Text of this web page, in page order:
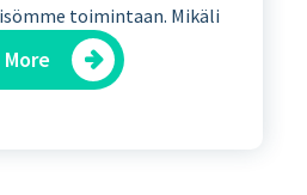
toimintaan. Mikäli